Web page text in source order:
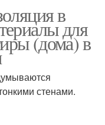
в
для
(дома) в
стенами.